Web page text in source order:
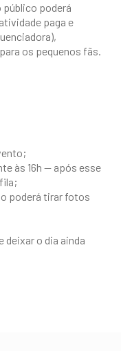
público poderá
paga e
os pequenos fãs.
às 16h — após esse
poderá tirar fotos
deixar o dia ainda